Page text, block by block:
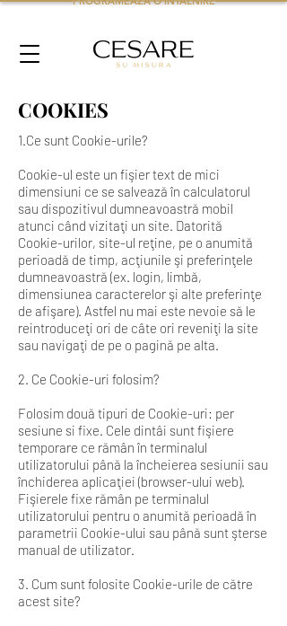
COOKIES
1.Ce sunt Cookie-urile?
Cookie-ul este un fişier text de mici
dimensiuni ce se salvează în calculatorul
sau dispozitivul dumneavoastră mobil
atunci când vizitaţi un site. Datorită
Cookie-urilor, site-ul reţine, pe o anumită
perioadă de timp, acţiunile şi preferinţele
dumneavoastră (ex. login, limbă,
dimensiunea caracterelor şi alte preferinţe
de afişare). Astfel nu mai este nevoie să le
reintroduceţi ori de câte ori reveniţi la site
sau navigaţi de pe o pagină pe alta.
2. Ce Cookie-uri folosim?
Folosim două tipuri de Cookie-uri: per
sesiune si fixe. Cele dintâi sunt fişiere
temporare ce rămân în terminalul
utilizatorului până la încheierea sesiunii sau
închiderea aplicaţiei (browser-ului web).
Fişierele fixe rămân pe terminalul
utilizatorului pentru o anumită perioadă în
parametrii Cookie-ului sau până sunt şterse
manual de utilizator.
3. Cum sunt folosite Cookie-urile de către
acest site?